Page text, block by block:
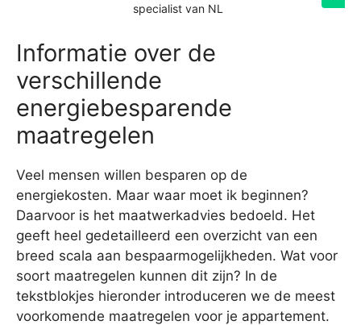
specialist van NL
Informatie over de
verschillende
energiebesparende
maatregelen
Veel mensen willen besparen op de
energiekosten. Maar waar moet ik beginnen?
Daarvoor is het maatwerkadvies bedoeld. Het
geeft heel gedetailleerd een overzicht van een
breed scala aan bespaarmogelijkheden. Wat voor
soort maatregelen kunnen dit zijn? In de
tekstblokjes hieronder introduceren we de meest
voorkomende maatregelen voor je appartement.